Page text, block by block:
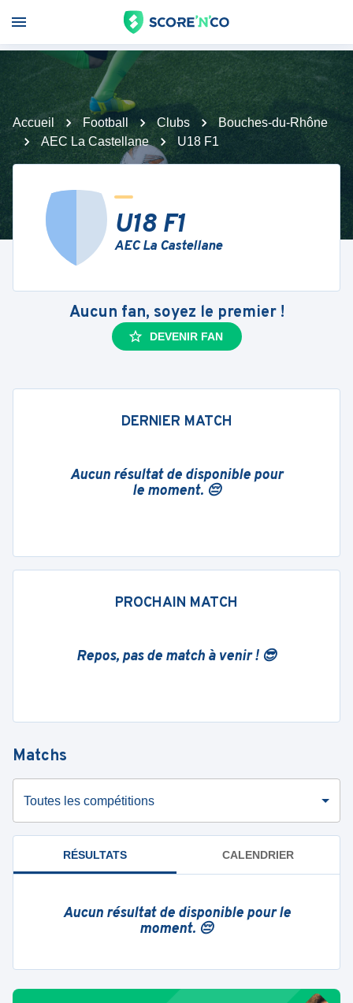
Accueil Football Clubs
Bouches-du-Rhône
AEC La Castellane
U18 F1
U18 F1
AEC La Castellane
Aucun fan, soyez le premier !
DEVENIR FAN
DERNIER MATCH
Aucun résultat de disponible pour
le moment. 😔
PROCHAIN MATCH
Repos, pas de match à venir ! 😎
Matchs
Toutes les compétitions
RÉSULTATS CALENDRIER
Aucun résultat de disponible pour le
moment. 😔